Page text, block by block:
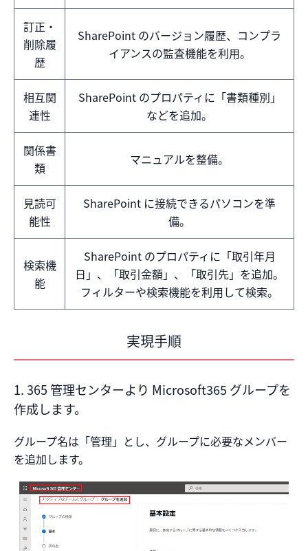
訂正・
削除履
歴
SharePoint のバージョン履歴、コンプラ
イアンスの監査機能を利用。
相互関
連性
SharePoint のプロパティに「書類種別」
などを追加。
関係書
類
マニュアルを整備。
見読可
能性
SharePoint に接続できるパソコンを準
備。
検索機
能
SharePoint のプロパティに「取引年月
日」、「取引金額」、「取引先」を追加。
フィルターや検索機能を利用して検索。
実現手順
1. 365 管理センターより Microsoft365 グループを
作成します。
グループ名は「管理」とし、グループに必要なメンバー
を追加します。